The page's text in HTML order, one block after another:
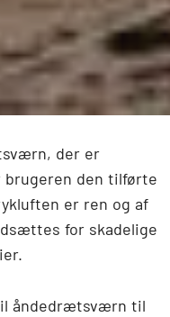
der er
den tilførte
er ren og af
for skadelige
åndedrætsværn til